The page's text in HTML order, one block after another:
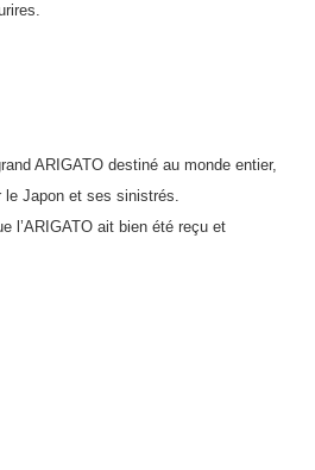
ARIGATO destiné au monde entier,
le Japon et ses sinistrés.
l’ARIGATO ait bien été reçu et